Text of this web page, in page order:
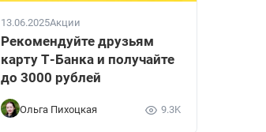
13.06.2025Акции
Рекомендуйте друзьям
карту Т-Банка и получайте
до 3000 рублей
Ольга Пихоцкая 9.3K